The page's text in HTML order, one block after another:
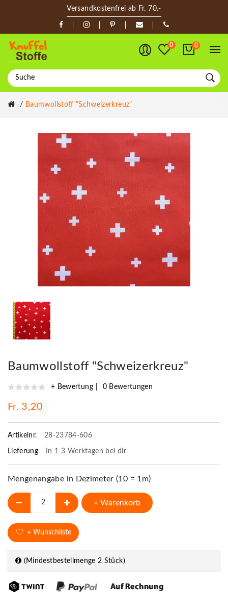
Versandkostenfrei ab Fr. 70.-
0 0
Baumwollstoff "Schweizerkreuz"
Baumwollstoff "Schweizerkreuz"
+ Bewertung 0 Bewertungen
Fr. 3,20
Artikelnr. 28-23784-606
Lieferung In 1-3 Werktagen bei dir
Mengenangabe in Dezimeter (10 = 1m)
+ Warenkorb
+ Wunschliste
(Mindestbestellmenge 2 Stück)